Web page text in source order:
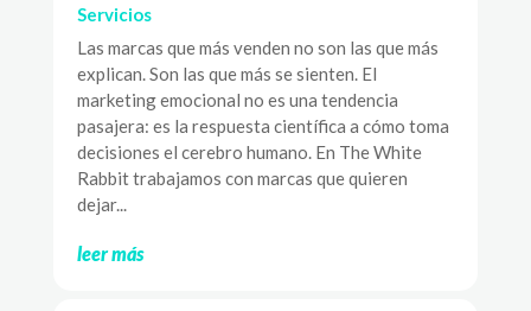
Servicios
Las marcas que más venden no son las que más
explican. Son las que más se sienten. El
marketing emocional no es una tendencia
pasajera: es la respuesta científica a cómo toma
decisiones el cerebro humano. En The White
Rabbit trabajamos con marcas que quieren
dejar...
leer más